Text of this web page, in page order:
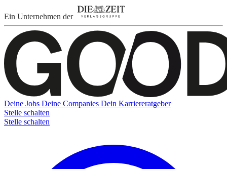
Ein Unternehmen der
Deine Jobs Deine Companies Dein Karriereratgeber
Stelle schalten
Stelle schalten